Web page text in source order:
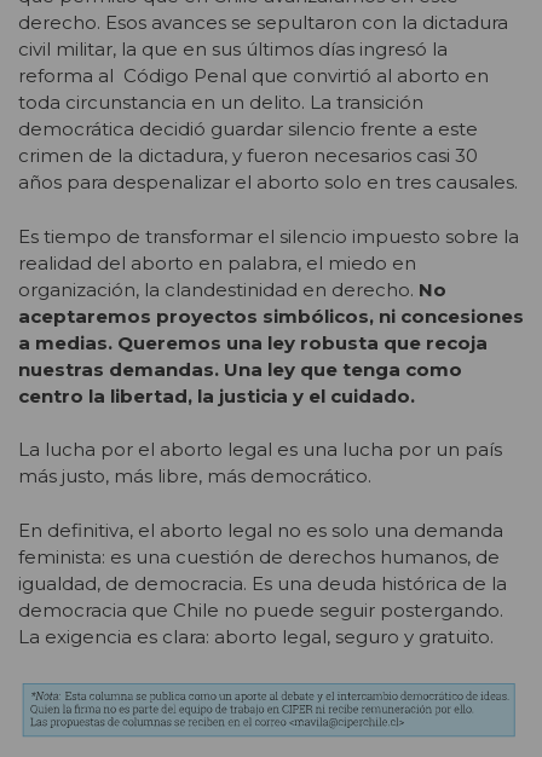
derecho. Esos avances se sepultaron con la dictadura
civil militar, la que en sus últimos días ingresó la
reforma al Código Penal que convirtió al aborto en
toda circunstancia en un delito. La transición
democrática decidió guardar silencio frente a este
crimen de la dictadura, y fueron necesarios casi 30
años para despenalizar el aborto solo en tres causales.
Es tiempo de transformar el silencio impuesto sobre la
realidad del aborto en palabra, el miedo en
organización, la clandestinidad en derecho. No
aceptaremos proyectos simbólicos, ni concesiones
a medias. Queremos una ley robusta que recoja
nuestras demandas. Una ley que tenga como
centro la libertad, la justicia y el cuidado.
La lucha por el aborto legal es una lucha por un país
más justo, más libre, más democrático.
En definitiva, el aborto legal no es solo una demanda
feminista: es una cuestión de derechos humanos, de
igualdad, de democracia. Es una deuda histórica de la
democracia que Chile no puede seguir postergando.
La exigencia es clara: aborto legal, seguro y gratuito.